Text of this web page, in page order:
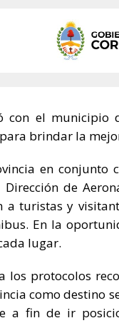
el municipio
brindar la
en
de
turistas y
En la
lugar.
los protocolos
como destino
a fin de ir